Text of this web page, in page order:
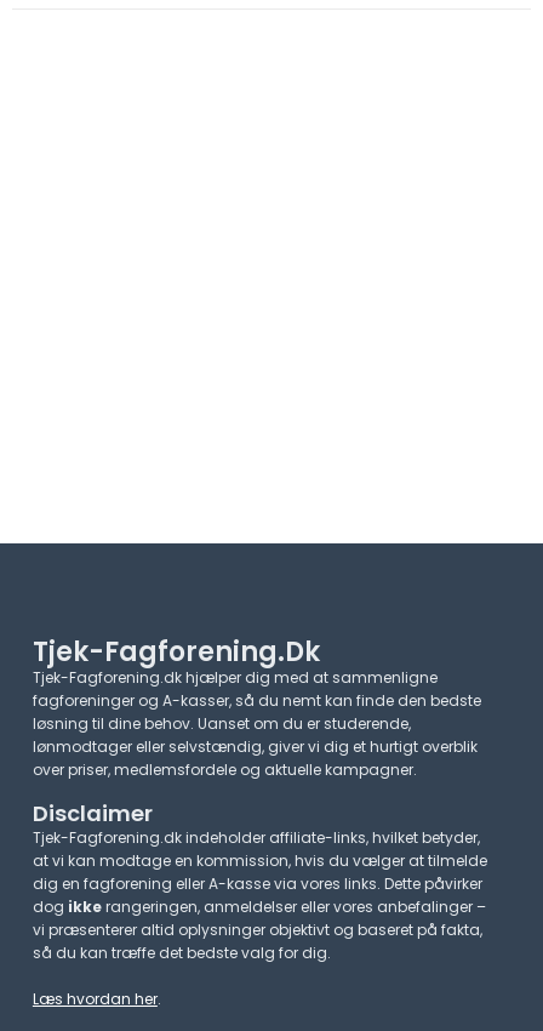
Tjek-Fagforening.dk
Tjek-Fagforening.dk hjælper dig med at sammenligne
fagforeninger og A-kasser, så du nemt kan finde den bedste
løsning til dine behov. Uanset om du er studerende,
lønmodtager eller selvstændig, giver vi dig et hurtigt overblik
over priser, medlemsfordele og aktuelle kampagner.​
Disclaimer
Tjek-Fagforening.dk indeholder affiliate-links, hvilket betyder,
at vi kan modtage en kommission, hvis du vælger at tilmelde
dig en fagforening eller A-kasse via vores links. Dette påvirker
dog ikkerangeringen, anmeldelser eller vores anbefalinger –
vi præsenterer altid oplysninger objektivt og baseret på fakta,
så du kan træffe det bedste valg for dig.
Læs hvordan her.